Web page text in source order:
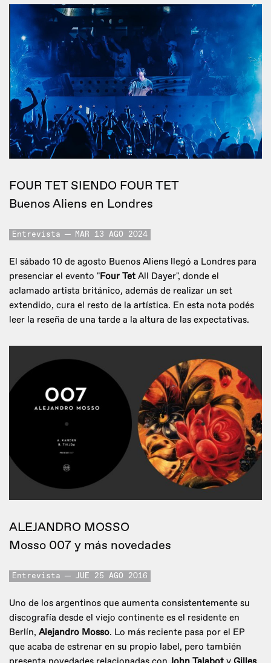
FOUR TET SIENDO FOUR TET
Buenos Aliens en Londres
Entrevista MAR 13 AGO 2024
El sábado 10 de agosto Buenos Aliens llegó a Londres para
presenciar el evento "Four Tet All Dayer", donde el
aclamado artista británico, además de realizar un set
extendido, cura el resto de la artística. En esta nota podés
leer la reseña de una tarde a la altura de las expectativas.
ALEJANDRO MOSSO
Mosso 007 y más novedades
Entrevista JUE 25 AGO 2016
Uno de los argentinos que aumenta consistentemente su
discografía desde el viejo continente es el residente en
Berlín, Alejandro Mosso. Lo más reciente pasa por el EP
que acaba de estrenar en su propio label, pero también